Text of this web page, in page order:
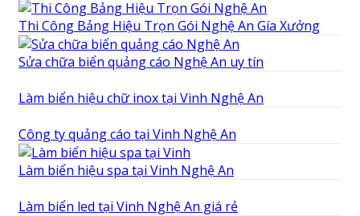
Thi Công Bảng Hiệu Trọn Gói Nghệ An Gía Xưởng
Sửa chữa biển quảng cáo Nghệ An uy tín
Làm biển hiệu chữ inox tại Vinh Nghệ An
Công ty quảng cáo tại Vinh Nghệ An
Làm biển hiệu spa tại Vinh Nghệ An
Làm biển led tại Vinh Nghệ An giá rẻ